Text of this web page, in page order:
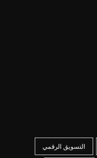
التسويق الرقمي